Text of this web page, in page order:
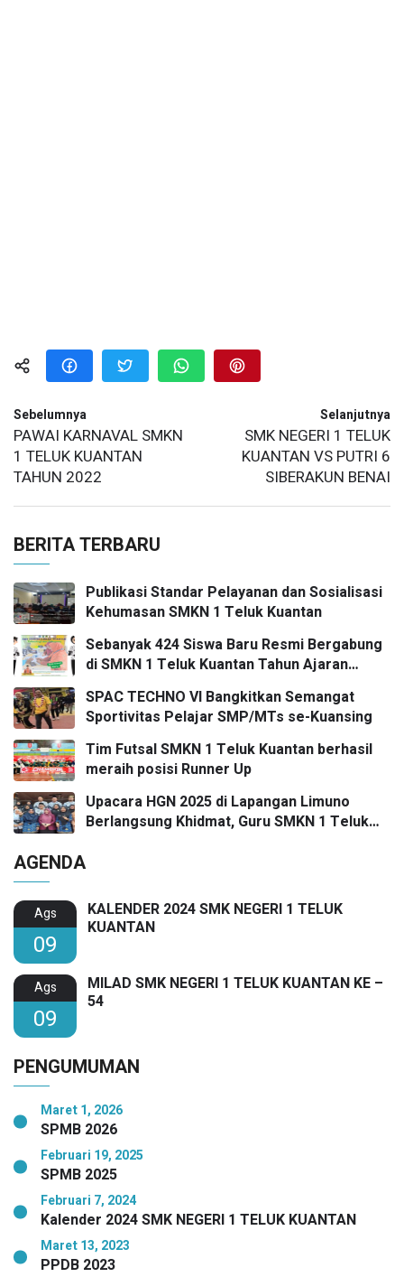
Sebelumnya
PAWAI KARNAVAL SMKN
1 TELUK KUANTAN
TAHUN 2022
Selanjutnya
SMK NEGERI 1 TELUK
KUANTAN VS PUTRI 6
SIBERAKUN BENAI
BERITA TERBARU
Publikasi Standar Pelayanan dan Sosialisasi
Kehumasan SMKN 1 Teluk Kuantan
Sebanyak 424 Siswa Baru Resmi Bergabung
di SMKN 1 Teluk Kuantan Tahun Ajaran
SPAC TECHNO VI Bangkitkan Semangat
Sportivitas Pelajar SMP/MTs se-Kuansing
Tim Futsal SMKN 1 Teluk Kuantan berhasil
meraih posisi Runner Up
Upacara HGN 2025 di Lapangan Limuno
Berlangsung Khidmat, Guru SMKN 1 Teluk
AGENDA
Ags
09
KALENDER 2024 SMK NEGERI 1 TELUK
KUANTAN
Ags
09
MILAD SMK NEGERI 1 TELUK KUANTAN KE –
54
PENGUMUMAN
Maret 1, 2026
SPMB 2026
Februari 19, 2025
SPMB 2025
Februari 7, 2024
Kalender 2024 SMK NEGERI 1 TELUK KUANTAN
Maret 13, 2023
PPDB 2023